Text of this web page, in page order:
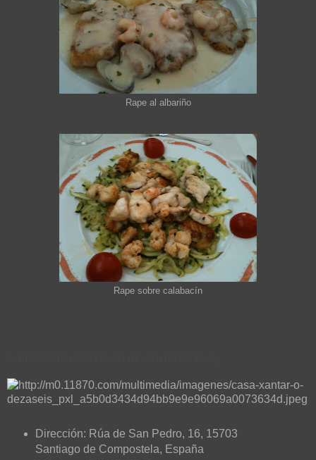
Rape al albariño
Rape sobre calabacín
Dirección: Rúa de San Pedro, 16, 15703
Santiago de Compostela, España